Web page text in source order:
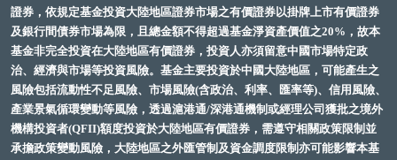
證券，依規定基金投資大陸地區證券市場之有價證券以掛牌上市有價證券
及銀行間債券市場為限，且總金額不得超過基金淨資產價值之20%，故本
基金非完全投資在大陸地區有價證券，投資人亦須留意中國市場特定政
治、經濟與市場等投資風險。基金主要投資於中國大陸地區，可能產生之
風險包括流動性不足風險、市場風險(含政治、利率、匯率等)、信用風險、
產業景氣循環變動等風險，透過滬港通/深港通機制或經理公司獲批之境外
機構投資者(QFII)額度投資於大陸地區有價證券，需遵守相關政策限制並
承擔政策變動風險，大陸地區之外匯管制及資金調度限制亦可能影響本基